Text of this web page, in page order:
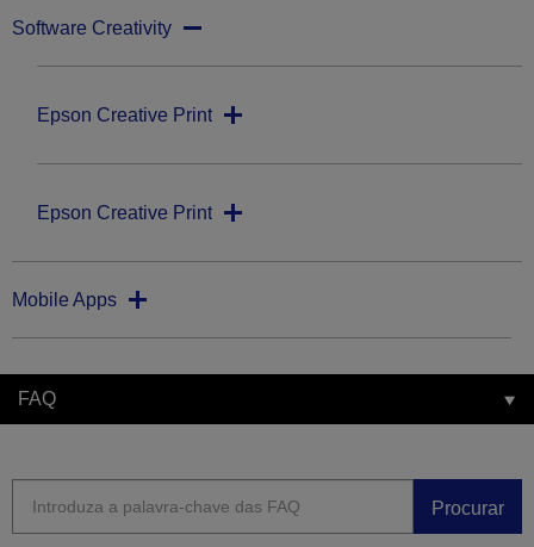
Software Creativity
Epson Creative Print
Epson Creative Print
Mobile Apps
FAQ
Procurar